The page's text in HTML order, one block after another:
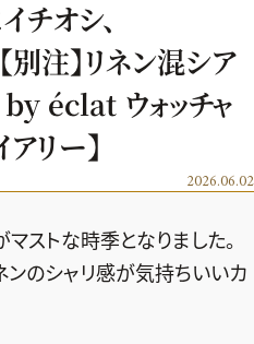
占い
チオシ、
注】リネン混シア
by éclat ウォッチャ
リー】
2026.06.02
ストな時季となりました。
ンのシャリ感が気持ちいいカ